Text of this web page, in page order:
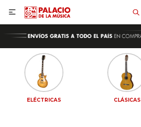

ELÉCTRICAS CLÁSICAS